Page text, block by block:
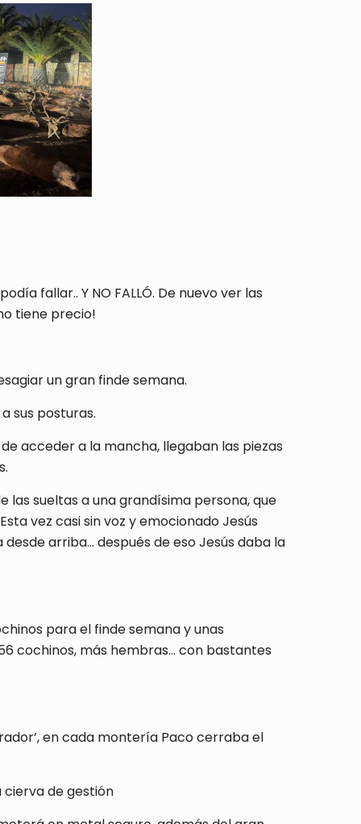
fallar.. Y NO FALLÓ. De nuevo ver las
tiene precio!
un gran finde semana.
sus posturas.
acceder a la mancha, llegaban las piezas
las sueltas a una grandísima persona, que
vez casi sin voz y emocionado Jesús
arriba… después de eso Jesús daba la
para el finde semana y unas
cochinos, más hembras… con bastantes
en cada montería Paco cerraba el
cierva de gestión